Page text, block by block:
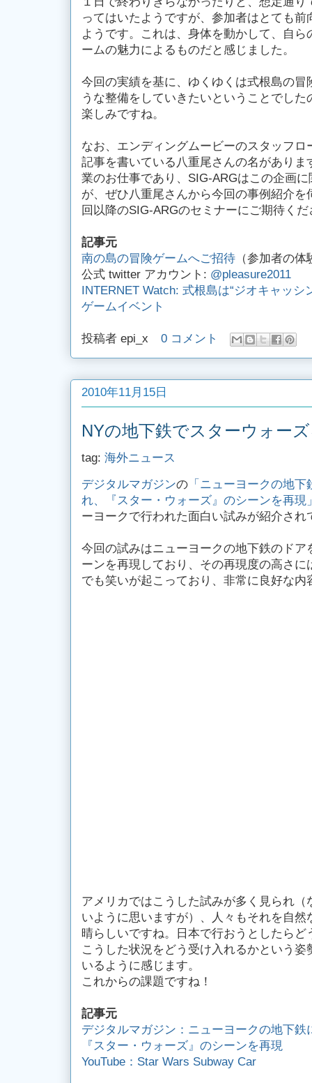
ってはいたようですが、参加者はとても
ようです。これは、身体を動かして、自
ームの魅力によるものだと感じました。
今回の実績を基に、ゆくゆくは式根島の
うな整備をしていきたいということでし
楽しみですね。
なお、エンディングムービーのスタッフ
記事を書いている八重尾さんの名があり
業のお仕事であり、SIG-ARGはこの企画
が、ぜひ八重尾さんから今回の事例紹介
回以降のSIG-ARGのセミナーにご期待くだ
記事元
南の島の冒険ゲームへご招待 （参加者の
公式 twitter アカウント: @pleasure2011
INTERNET Watch: 式根島は“ジオキャッ
ゲームイベント
投稿者 epi_x 0 コメント
2010年11月15日
NYの地下鉄でスターウォー
tag: 海外ニュース
デジタルマガジンの 「ニューヨークの地
れ、『スター・ウォーズ』のシーンを再現
ーヨークで行われた面白い試みが紹介され
今回の試みはニューヨークの地下鉄のド
ーンを再現しており、その再現度の高さ
でも笑いが起こっており、非常に良好な内
アメリカではこうした試みが多く見られ
いように思いますが）、人々もそれを自
晴らしいですね。日本で行おうとしたら
こうした状況をどう受け入れるかという
いるように感じます。
これからの課題ですね！
記事元
デジタルマガジン：ニューヨークの地下
『スター・ウォーズ』のシーンを再現
YouTube：Star Wars Subway Car